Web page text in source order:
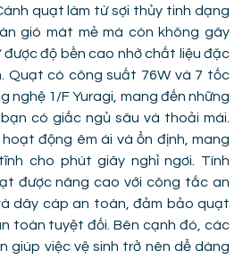
quạt làm từ sợi thủy tinh dạng
gió mát mẻ mà còn không gây
được độ bền cao nhờ chất liệu đặc
Quạt có công suất 76W và 7 tốc
nghệ 1/F Yuragi, mang đến những
có giấc ngủ sâu và thoải mái.
động êm ái và ổn định, mang
cho phút giây nghỉ ngơi. Tính
được nâng cao với công tắc an
dây cáp an toàn, đảm bảo quạt
toàn tuyệt đối. Bên cạnh đó, các
giúp việc vệ sinh trở nên dễ dàng